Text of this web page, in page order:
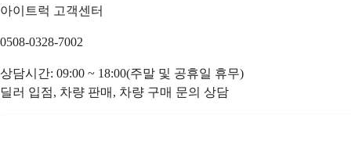
아이트럭 고객센터
0508-0328-7002
상담시간: 09:00 ~ 18:00(주말 및 공휴일 휴무)
딜러 입점, 차량 판매, 차량 구매 문의 상담